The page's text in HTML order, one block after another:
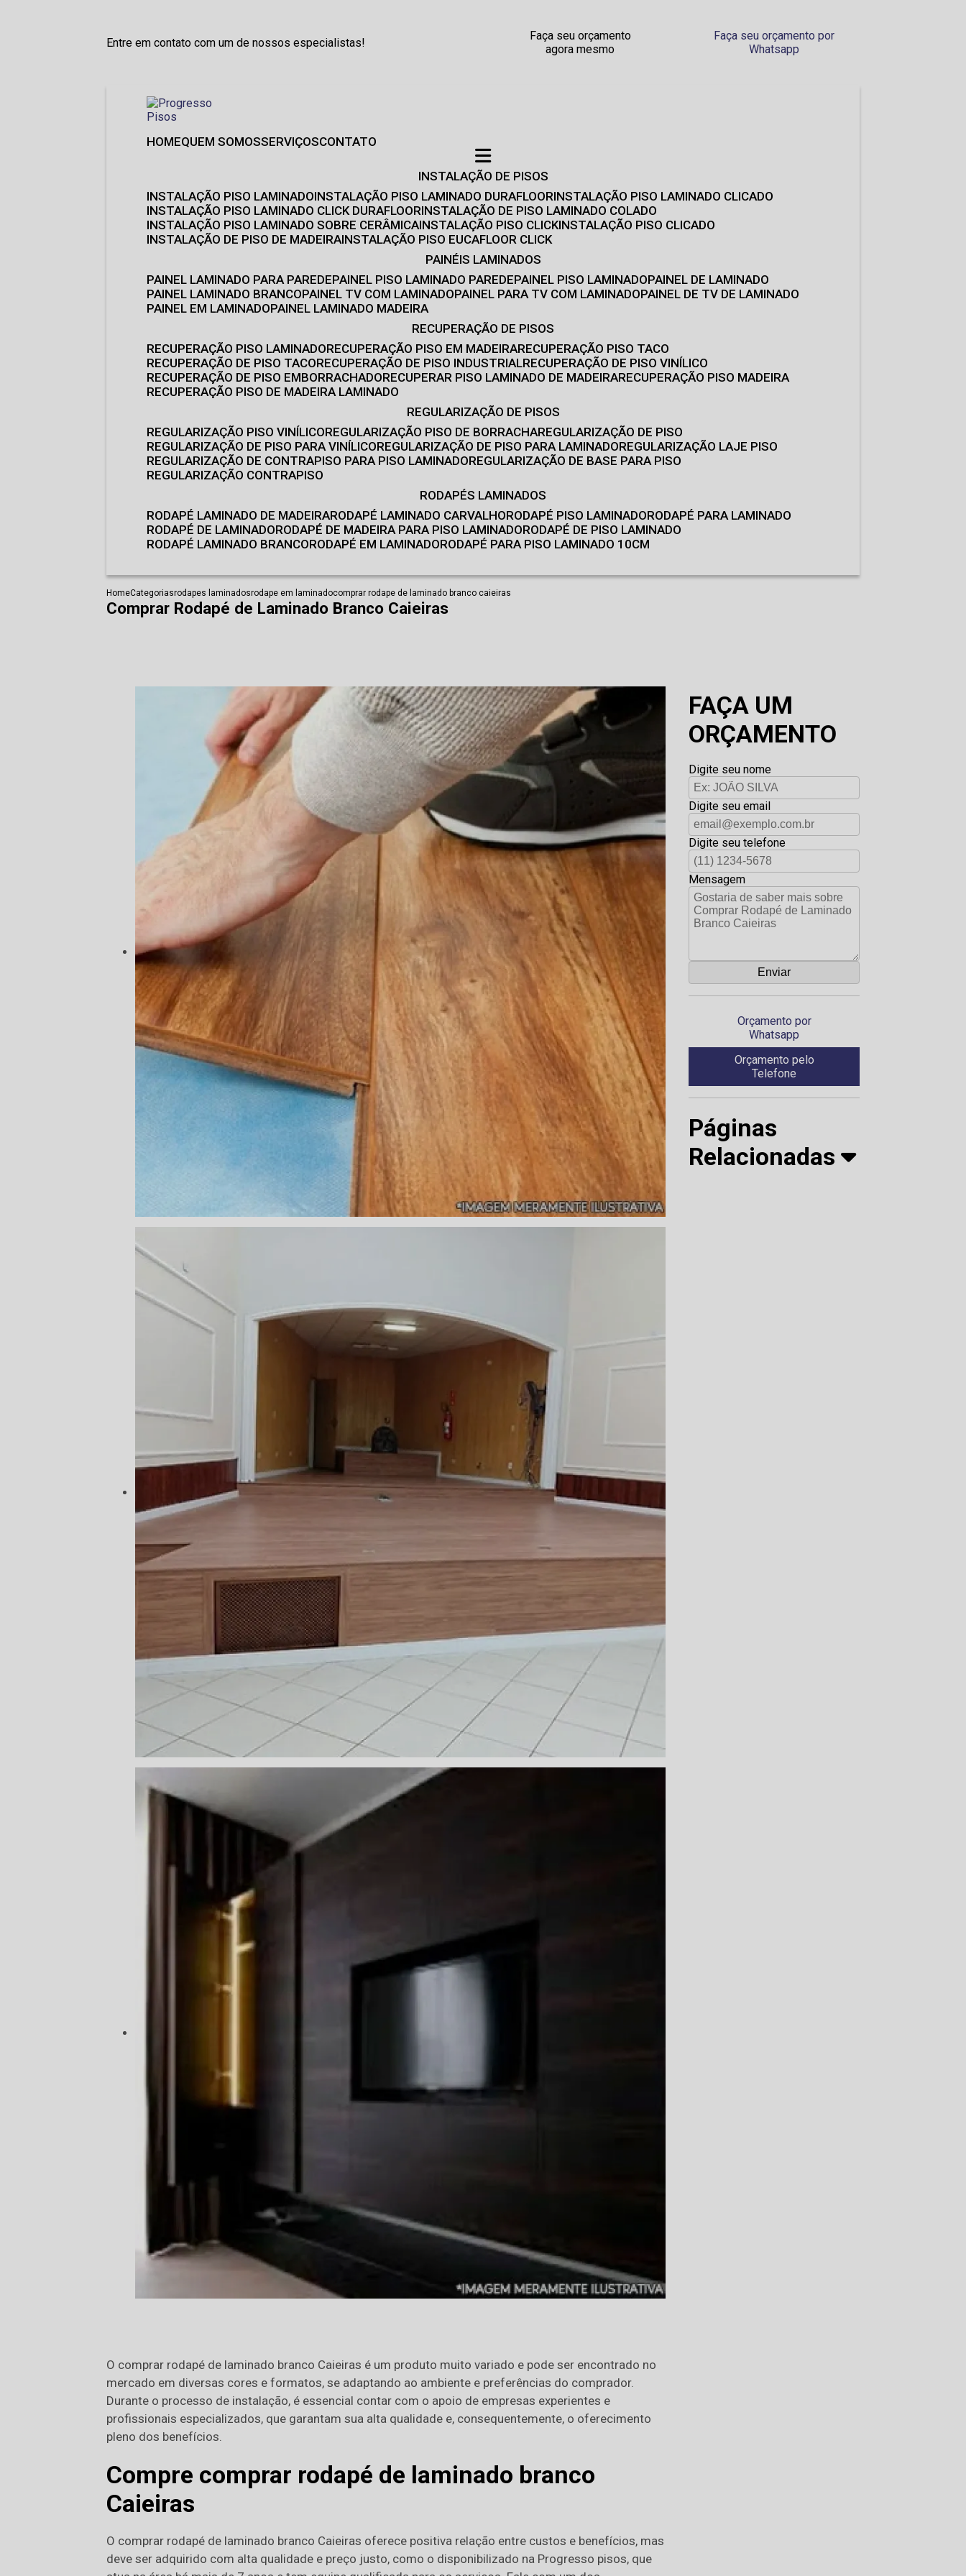
Entre em contato com um de nossos especialistas!
Faça seu orçamento
agora mesmo
Faça seu orçamento por
Whatsapp
HOME QUEM SOMOS SERVIÇOS CONTATO
INSTALAÇÃO DE PISOS
INSTALAÇÃO PISO LAMINADO INSTALAÇÃO PISO LAMINADO DURAFLOOR INSTALAÇÃO PISO LAMINADO CLICADO
INSTALAÇÃO PISO LAMINADO CLICK DURAFLOOR INSTALAÇÃO DE PISO LAMINADO COLADO
INSTALAÇÃO PISO LAMINADO SOBRE CERÂMICA INSTALAÇÃO PISO CLICK INSTALAÇÃO PISO CLICADO
INSTALAÇÃO DE PISO DE MADEIRA INSTALAÇÃO PISO EUCAFLOOR CLICK
PAINÉIS LAMINADOS
PAINEL LAMINADO PARA PAREDE PAINEL PISO LAMINADO PAREDE PAINEL PISO LAMINADO PAINEL DE LAMINADO
PAINEL LAMINADO BRANCO PAINEL TV COM LAMINADO PAINEL PARA TV COM LAMINADO PAINEL DE TV DE LAMINADO
PAINEL EM LAMINADO PAINEL LAMINADO MADEIRA
RECUPERAÇÃO DE PISOS
RECUPERAÇÃO PISO LAMINADO RECUPERAÇÃO PISO EM MADEIRA RECUPERAÇÃO PISO TACO
RECUPERAÇÃO DE PISO TACO RECUPERAÇÃO DE PISO INDUSTRIAL RECUPERAÇÃO DE PISO VINÍLICO
RECUPERAÇÃO DE PISO EMBORRACHADO RECUPERAR PISO LAMINADO DE MADEIRA RECUPERAÇÃO PISO MADEIRA
RECUPERAÇÃO PISO DE MADEIRA LAMINADO
REGULARIZAÇÃO DE PISOS
REGULARIZAÇÃO PISO VINÍLICO REGULARIZAÇÃO PISO DE BORRACHA REGULARIZAÇÃO DE PISO
REGULARIZAÇÃO DE PISO PARA VINÍLICO REGULARIZAÇÃO DE PISO PARA LAMINADO REGULARIZAÇÃO LAJE PISO
REGULARIZAÇÃO DE CONTRAPISO PARA PISO LAMINADO REGULARIZAÇÃO DE BASE PARA PISO
REGULARIZAÇÃO CONTRAPISO
RODAPÉS LAMINADOS
RODAPÉ LAMINADO DE MADEIRA RODAPÉ LAMINADO CARVALHO RODAPÉ PISO LAMINADO RODAPÉ PARA LAMINADO
RODAPÉ DE LAMINADO RODAPÉ DE MADEIRA PARA PISO LAMINADO RODAPÉ DE PISO LAMINADO
RODAPÉ LAMINADO BRANCO RODAPÉ EM LAMINADO RODAPÉ PARA PISO LAMINADO 10CM
HomeCategoriasrodapes laminadosrodape em laminadocomprar rodape de laminado branco caieiras
Comprar Rodapé de Laminado Branco Caieiras
O comprar rodapé de laminado branco Caieiras é um produto muito variado e pode ser encontrado no
mercado em diversas cores e formatos, se adaptando ao ambiente e preferências do comprador.
Durante o processo de instalação, é essencial contar com o apoio de empresas experientes e
profissionais especializados, que garantam sua alta qualidade e, consequentemente, o oferecimento
pleno dos benefícios.
Compre comprar rodapé de laminado branco
Caieiras
O comprar rodapé de laminado branco Caieiras oferece positiva relação entre custos e benefícios, mas
deve ser adquirido com alta qualidade e preço justo, como o disponibilizado na Progresso pisos, que
FAÇA UM
ORÇAMENTO
Digite seu nome
Digite seu email
Digite seu telefone
Mensagem
Orçamento por
Whatsapp
Orçamento pelo
Telefone
Páginas
Relacionadas